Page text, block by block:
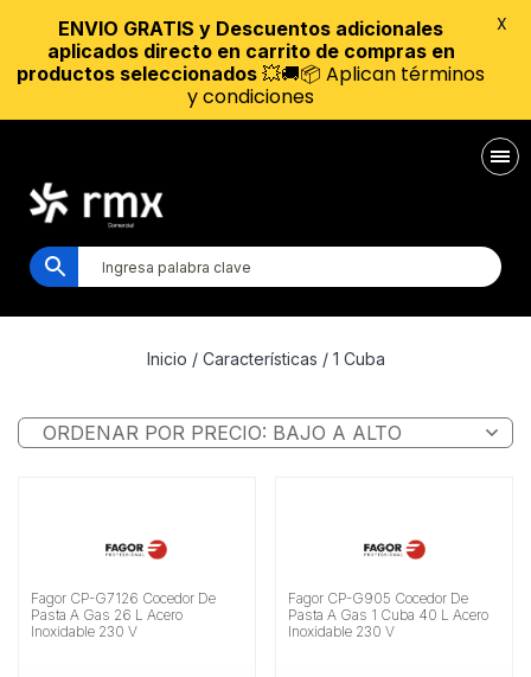
Inicio / Características / 1 Cuba
Fagor CP-G7126 Cocedor De
Pasta A Gas 26 L Acero
Inoxidable 230 V
Fagor CP-G905 Cocedor De
Pasta A Gas 1 Cuba 40 L Acero
Inoxidable 230 V
ENVIO GRATIS y Descuentos adicionales
aplicados directo en carrito de compras en
productos seleccionados 💥🚚📦 Aplican términos
y condiciones
X